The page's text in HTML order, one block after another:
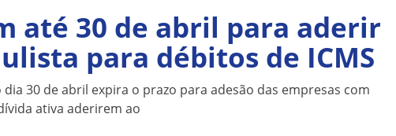
até 30 de abril para aderir
para débitos de ICMS
30 de abril expira o prazo para adesão das empresas com
ativa aderirem ao